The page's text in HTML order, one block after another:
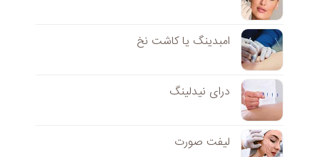
امبدینگ یا کاشت نخ
درای نیدلینگ
لیفت صورت